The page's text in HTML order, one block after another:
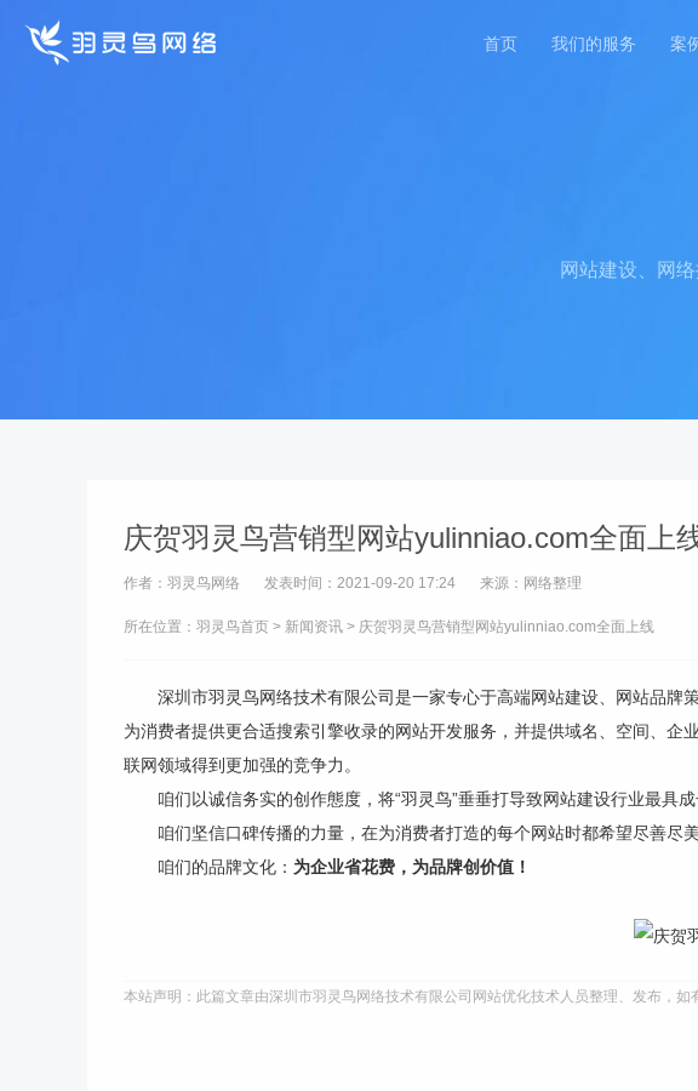
首页 我们的服务 案
网站建设、网
庆贺羽灵鸟营销型网站yulinniao.com全面上
作者：羽灵鸟网络 发表时间：2021-09-20 17:24 来源：网络整理
所在位置： 羽灵鸟首页 > 新闻资讯 > 庆贺羽灵鸟营销型网站yulinniao.com全面上线
深圳市羽灵鸟网络技术有限公司是一家专心于高端网站建设、网站品
为消费者提供更合适搜索引擎收录的网站开发服务，并提供域名、空间、
联网领域得到更加强的竞争力。
咱们以诚信务实的创作態度，将“羽灵鸟”垂垂打导致网站建设行业最具
咱们坚信口碑传播的力量，在为消费者打造的每个网站时都希望尽善尽
咱们的品牌文化： 为企业省花费，为品牌创价值！
本站声明：此篇文章由深圳市羽灵鸟网络技术有限公司网站优化技术人员整理、发布，如